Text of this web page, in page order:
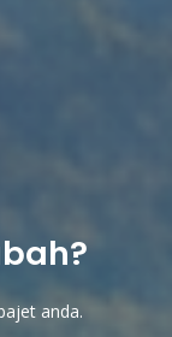
anda.